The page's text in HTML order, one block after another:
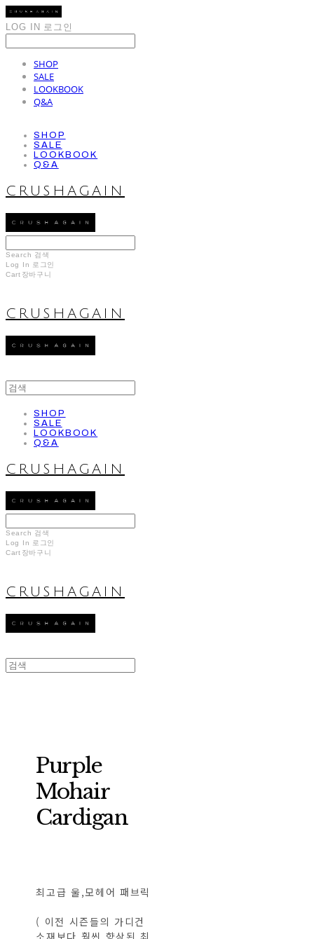
LOG IN 로그인
SHOP
SALE
LOOKBOOK
Q&A
SHOP
SALE
LOOKBOOK
Q&A
CRUSHAGAIN
Search 검색
Log In 로그인
Cart 장바구니
CRUSHAGAIN
SHOP
SALE
LOOKBOOK
Q&A
CRUSHAGAIN
Search 검색
Log In
로그인
Cart 장바구니
CRUSHAGAIN
Purple
Mohair
Cardigan
최고급 울,모헤어 패브릭
( 이전 시즌들의 가디건